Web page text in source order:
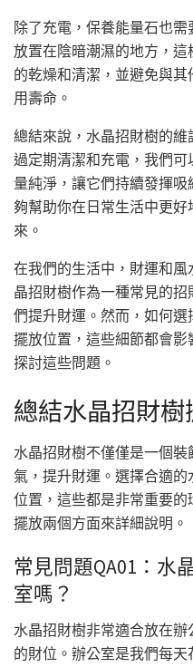
除了充電，保養能量石也
放置在陰暗潮濕的地方，
的乾燥和清潔，並避免與
用壽命。
總結來說，水晶招財樹的
過定期清潔和充電，我們
量純淨，讓它們持續發揮
夠幫助你在日常生活中更
來。
在我們的生活中，財運和
晶招財樹作為一種常見的
們提升財運。然而，如何
擺放位置，這些細節都會
探討這些問題。
總結水晶招財
水晶招財樹不僅僅是一個
氣，提升財運。選擇合適
位置，這些都是非常重要
擺放兩個方面來詳細說明。
常見問題QA01：水
室嗎？
水晶招財樹非常適合放在辦
的財位。辦公室是我們每